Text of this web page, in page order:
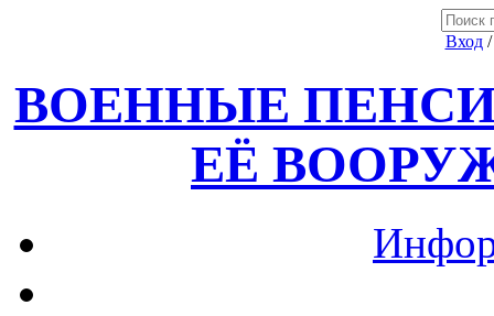
Вход
ВОЕННЫЕ
ЕЁ